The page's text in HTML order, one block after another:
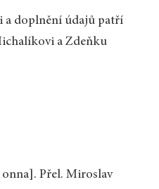
a doplnění údajů patří
a Zdeňku
Přel. Miroslav